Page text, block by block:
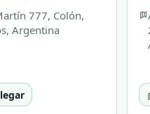
777, Colón,
Argentina